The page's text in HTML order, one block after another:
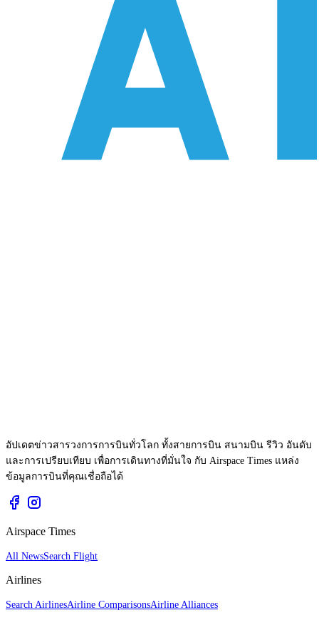
อัปเดตข่าวสารวงการการบินทั่วโลก ทั้งสายการบิน สนามบิน รีวิว อันดับ
และการเปรียบเทียบ เพื่อการเดินทางที่มั่นใจ กับ Airspace Times แหล่ง
ข้อมูลการบินที่คุณเชื่อถือได้
Airspace Times
All NewsSearch Flight
Airlines
Search AirlinesAirline ComparisonsAirline Alliances